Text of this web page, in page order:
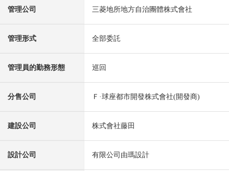
管理公司 三菱地所地方自治團體株式會社
管理形式 全部委託
管理員的勤務形態 巡回
分售公司 Ｆ·球座都市開發株式會社(開發商)
建設公司 株式會社藤田
設計公司 有限公司由瑪設計